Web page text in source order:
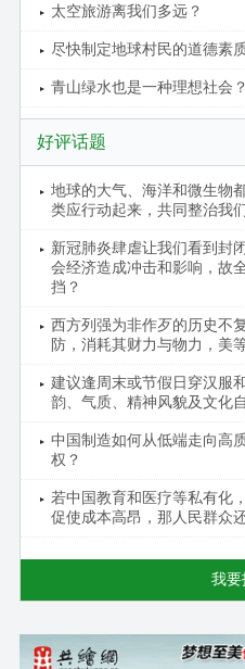
太空旅游离我们多远？
尽快制定地球村民的道德素
青山绿水也是一种理想社会？
好评话题
地球的大气、海洋和微生物
类应行动起来，共同整治我
新冠肺炎肆虐让我们看到封
会经济造成冲击和影响，故
挡？
西方列强为非作歹的历史不
防，消耗其财力与物力，美
建议逢周末或节假日穿汉服
韵、气质、精神风貌及文化
中国制造如何从低端走向高
权？
若中国教育和医疗等私有化
促使成本高昂，那人民群众
我要